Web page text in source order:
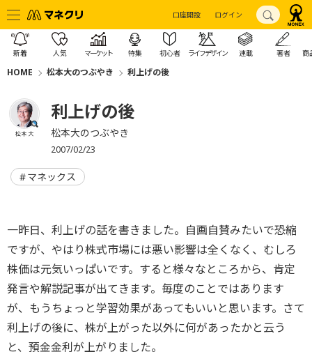
口座開設 ログイン
新着 人気 マーケット 特集 初心者 ライフデザイン 連載 著者 商
HOME 松本大のつぶやき 利上げの後
松本 大
利上げの後
松本大のつぶやき
2007/02/23
マネックス
一昨日、利上げの話を書きました。自画自賛みたいで恐縮
ですが、やはり株式市場には悪い影響は全くなく、むしろ
株価は元気いっぱいです。すると様々なところから、肯定
発言や解説記事が出てきます。毎度のことではあります
が、もうちょっと学習効果があってもいいと思います。さて
利上げの後に、株が上がった以外に何があったかと云う
と、預金金利が上がりました。